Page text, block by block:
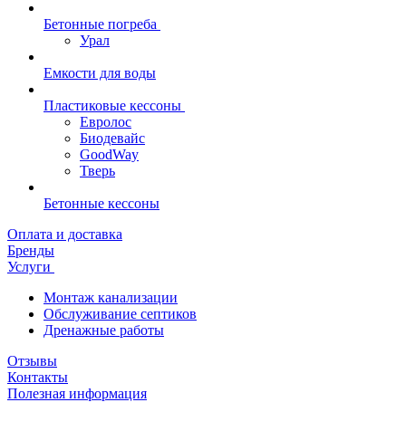
Бетонные погреба
Урал
Емкости для воды
Пластиковые кессоны
Евролос
Биодевайс
GoodWay
Тверь
Бетонные кессоны
Оплата и доставка
Бренды
Услуги
Монтаж канализации
Обслуживание септиков
Дренажные работы
Отзывы
Контакты
Полезная информация